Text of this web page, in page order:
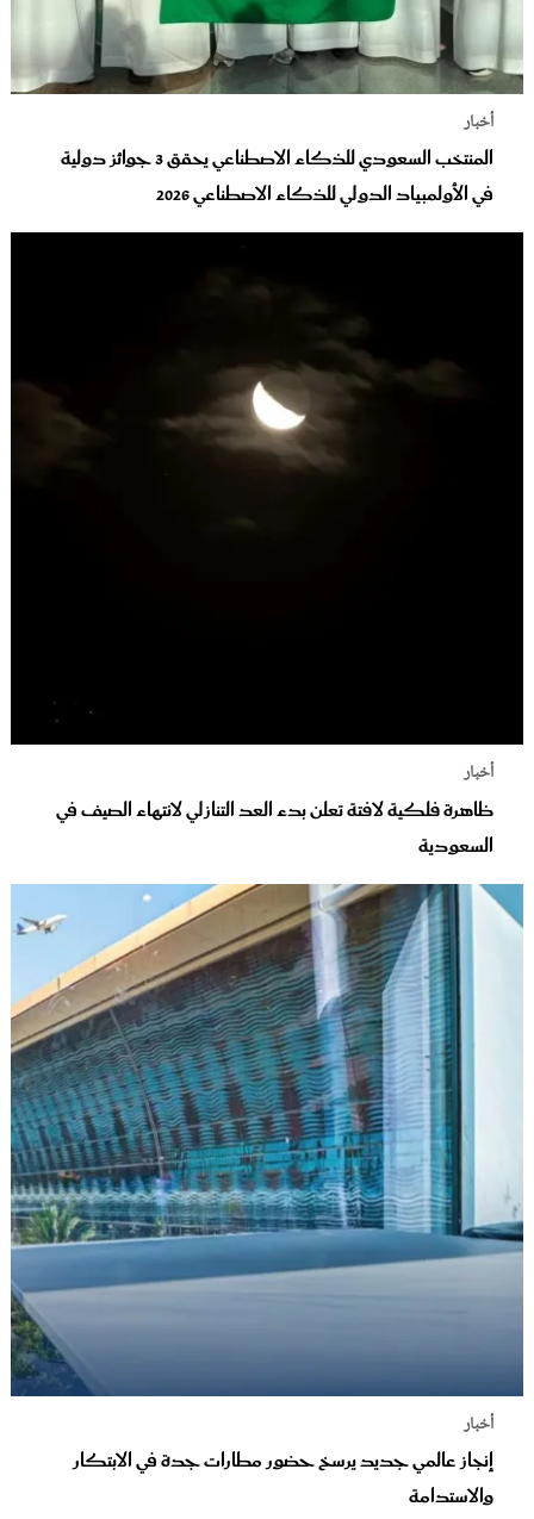
أخبار
المنتخب السعودي للذكاء الاصطناعي يحقق 3 جوائز دولية
في الأولمبياد الدولي للذكاء الاصطناعي 2026
أخبار
ظاهرة فلكية لافتة تعلن بدء العد التنازلي لانتهاء الصيف في
السعودية
أخبار
إنجاز عالمي جديد يرسخ حضور مطارات جدة في الابتكار
والاستدامة